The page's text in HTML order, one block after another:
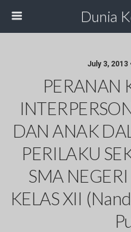
Dunia
July 3, 2013
PERANAN
DAN ANAK
PERILAKU
SMA
KELAS XII